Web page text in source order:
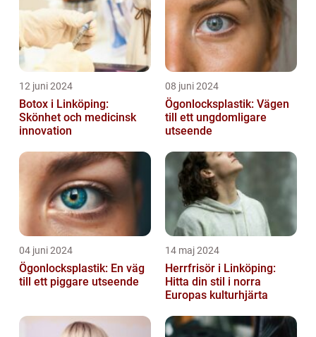
12 juni 2024
Botox i Linköping:
Skönhet och medicinsk
innovation
08 juni 2024
Ögonlocksplastik: Vägen
till ett ungdomligare
utseende
04 juni 2024
Ögonlocksplastik: En väg
till ett piggare utseende
14 maj 2024
Herrfrisör i Linköping:
Hitta din stil i norra
Europas kulturhjärta